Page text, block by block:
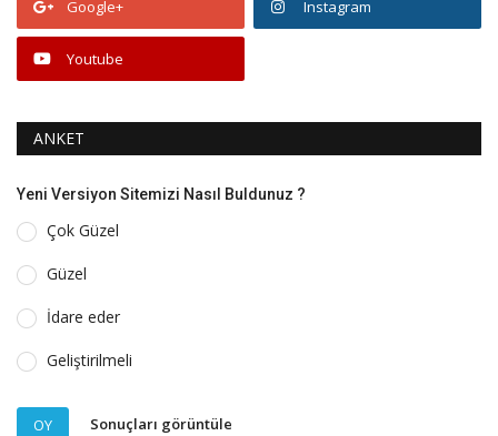
Google+ Instagram
Youtube
ANKET
Yeni Versiyon Sitemizi Nasıl Buldunuz ?
Çok Güzel
Güzel
İdare eder
Geliştirilmeli
OY Sonuçları görüntüle